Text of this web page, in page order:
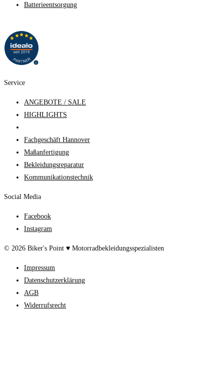
Batterieentsorgung
Service
ANGEBOTE / SALE
HIGHLIGHTS
Fachgeschäft Hannover
Maßanfertigung
Bekleidungsreparatur
Kommunikationstechnik
Social Media
Facebook
Instagram
© 2026 Biker's Point ♥ Motorradbekleidungsspezialisten
Impressum
Datenschutzerklärung
AGB
Widerrufsrecht